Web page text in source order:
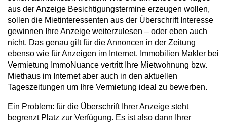
aus der Anzeige Besichtigungstermine erzeugen wollen,
sollen die Mietinteressenten aus der Überschrift Interesse
gewinnen Ihre Anzeige weiterzulesen – oder eben auch
nicht. Das genau gilt für die Annoncen in der Zeitung
ebenso wie für Anzeigen im Internet. Immobilien Makler bei
Vermietung ImmoNuance vertritt Ihre Mietwohnung bzw.
Miethaus im Internet aber auch in den aktuellen
Tageszeitungen um Ihre Vermietung ideal zu bewerben.
Ein Problem: für die Überschrift Ihrer Anzeige steht
begrenzt Platz zur Verfügung. Es ist also dann Ihrer